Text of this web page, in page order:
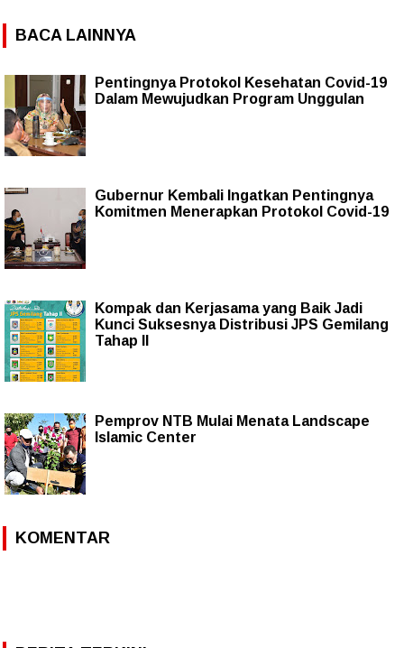
BACA LAINNYA
Pentingnya Protokol Kesehatan Covid-19
Dalam Mewujudkan Program Unggulan
Gubernur Kembali Ingatkan Pentingnya
Komitmen Menerapkan Protokol Covid-19
Kompak dan Kerjasama yang Baik Jadi
Kunci Suksesnya Distribusi JPS Gemilang
Tahap II
Pemprov NTB Mulai Menata Landscape
Islamic Center
KOMENTAR